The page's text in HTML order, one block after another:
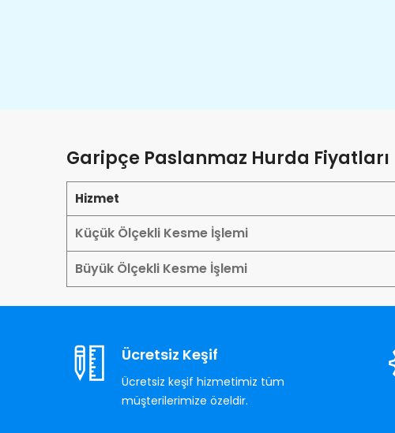
Garipçe Paslanmaz Hurda Fiyatları
Hizmet
Küçük Ölçekli Kesme İşlemi
Büyük Ölçekli Kesme İşlemi
Ücretsiz Keşif
Ücretsiz keşif hizmetimiz tüm
müşterilerimize özeldir.